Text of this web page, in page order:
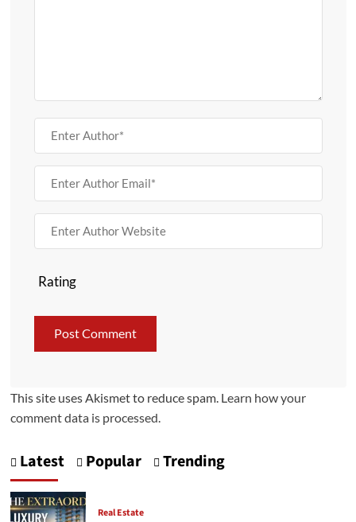
Rating
This site uses Akismet to reduce spam. Learn how your
comment data is processed.
Latest Popular Trending
Real Estate